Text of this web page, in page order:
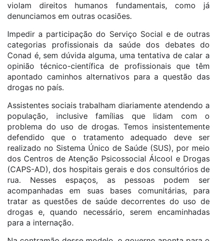
violam direitos humanos fundamentais, como já
denunciamos em outras ocasiões.
Impedir a participação do Serviço Social e de outras
categorias profissionais da saúde dos debates do
Conad é, sem dúvida alguma, uma tentativa de calar a
opinião técnico-científica de profissionais que têm
apontado caminhos alternativos para a questão das
drogas no país.
Assistentes sociais trabalham diariamente atendendo a
população, inclusive famílias que lidam com o
problema do uso de drogas. Temos insistentemente
defendido que o tratamento adequado deve ser
realizado no Sistema Único de Saúde (SUS), por meio
dos Centros de Atenção Psicossocial Álcool e Drogas
(CAPS-AD), dos hospitais gerais e dos consultórios de
rua. Nesses espaços, as pessoas podem ser
acompanhadas em suas bases comunitárias, para
tratar as questões de saúde decorrentes do uso de
drogas e, quando necessário, serem encaminhadas
para a internação.